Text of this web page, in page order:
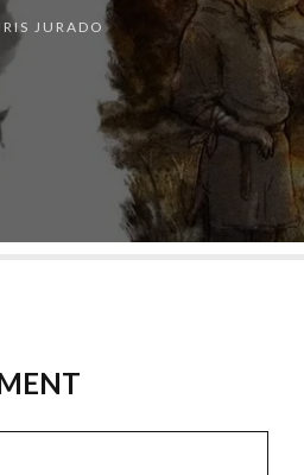
IRIS JURADO